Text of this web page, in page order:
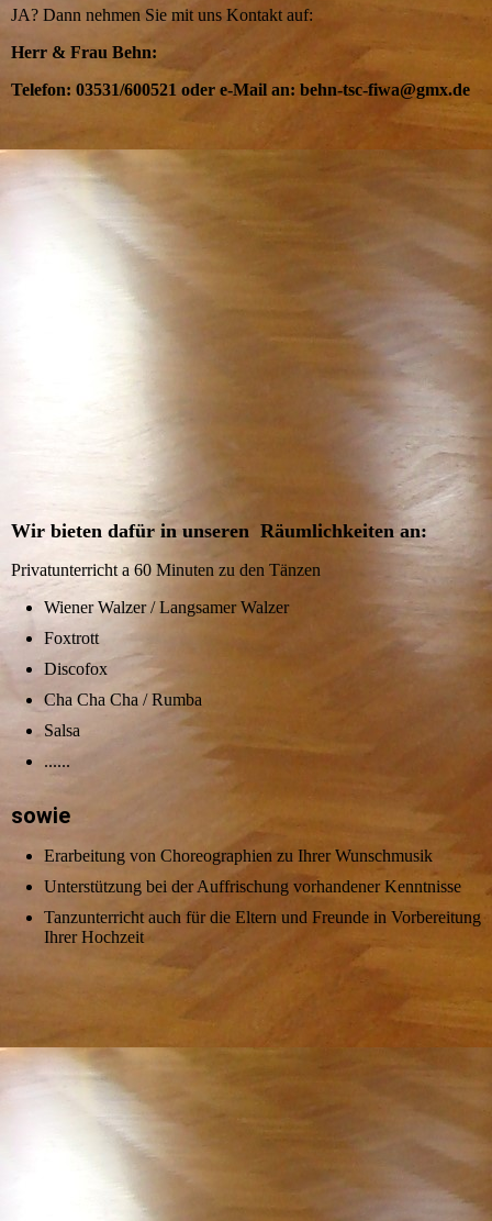
JA? Dann nehmen Sie mit uns Kontakt auf:
Herr & Frau Behn:
Telefon: 03531/600521 oder e-Mail an: behn-tsc-fiwa@gmx.de
Wir bieten dafür in unseren Räumlichkeiten an:
Privatunterricht a 60 Minuten zu den Tänzen
Wiener Walzer / Langsamer Walzer
Foxtrott
Discofox
Cha Cha Cha / Rumba
Salsa
......
sowie
Erarbeitung von Choreographien zu Ihrer Wunschmusik
Unterstützung bei der Auffrischung vorhandener Kenntnisse
Tanzunterricht auch für die Eltern und Freunde in Vorbereitung
Ihrer Hochzeit